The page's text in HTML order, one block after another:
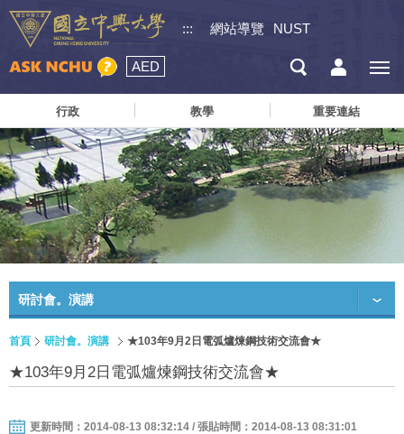
::: 網站導覽 NUST
AED
行政 教學 重要連結
研討會。演講
首頁 研討會。演講 ★103年9月2日電弧爐煉鋼技術交流會★
★103年9月2日電弧爐煉鋼技術交流會★
更新時間：2014-08-13 08:32:14 / 張貼時間：2014-08-13 08:31:01